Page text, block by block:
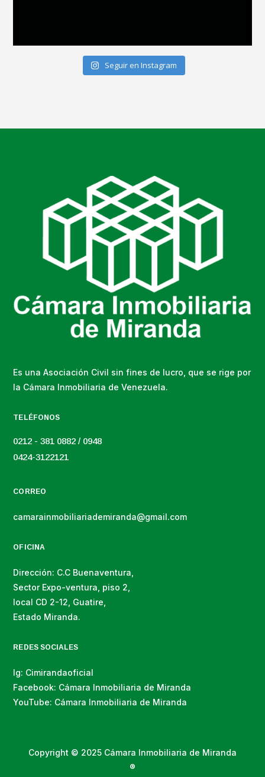
Seguir en Instagram
Es una Asociación Civil sin fines de lucro, que se rige por
la Cámara Inmobiliaria de Venezuela.
TELÉFONOS
0212 - 381 0882 / 0948
0424-3122121
CORREO
camarainmobiliariademiranda@gmail.com
OFICINA
Dirección: C.C Buenaventura,
Sector Expo-ventura, piso 2,
local CD 2-12, Guatire,
Estado Miranda.
REDES SOCIALES
Ig: Cimirandaoficial
Facebook: Cámara Inmobiliaria de Miranda
YouTube: Cámara Inmobiliaria de Miranda
Copyright © 2025 Cámara Inmobiliaria de Miranda
®